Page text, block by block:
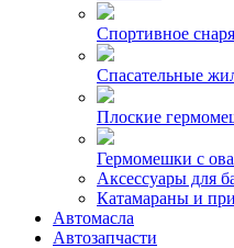
Спортивное
Спасательные
Плоские
Гермомешки с
Аксессуары для
Катамараны и
Автомасла
Автозапчасти